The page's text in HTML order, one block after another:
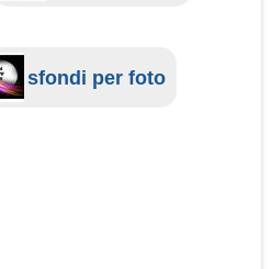
sfondi per foto